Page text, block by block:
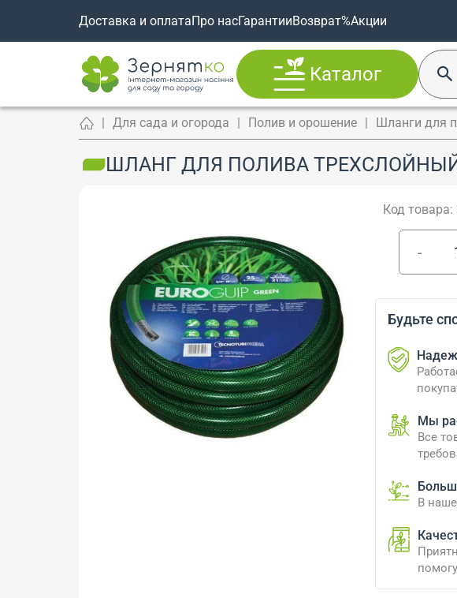
Доставка и оплатаПро насГарантииВозврат%Акции
Каталог
Для сада и огорода Полив и орошение Шланги для
ШЛАНГ ДЛЯ ПОЛИВА ТРЕХСЛОЙНЫЙ
Код товара:
-
Будьте
Мы
Все
В